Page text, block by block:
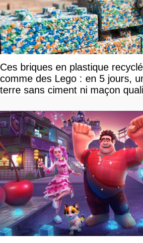
Ces briques en plastique
comme des Lego : en 5 jours,
terre sans ciment ni maçon